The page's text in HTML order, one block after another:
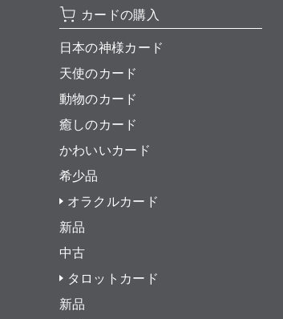
カードの購入
日本の神様カード
天使のカード
動物のカード
癒しのカード
かわいいカード
希少品
オラクルカード
新品
中古
タロットカード
新品